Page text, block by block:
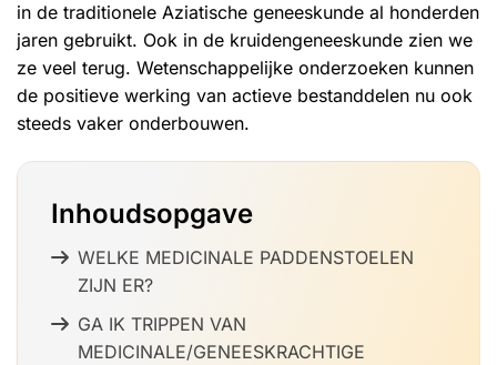
in de traditionele Aziatische geneeskunde al honderden
jaren gebruikt. Ook in de kruidengeneeskunde zien we
ze veel terug. Wetenschappelijke onderzoeken kunnen
de positieve werking van actieve bestanddelen nu ook
steeds vaker onderbouwen.
Inhoudsopgave
WELKE MEDICINALE PADDENSTOELEN
ZIJN ER?
GA IK TRIPPEN VAN
MEDICINALE/GENEESKRACHTIGE